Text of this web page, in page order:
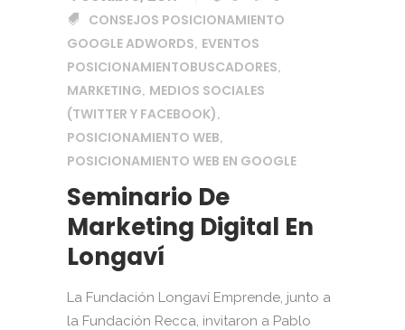
CONSEJOS POSICIONAMIENTO
GOOGLE ADWORDS, EVENTOS
POSICIONAMIENTOBUSCADORES,
MARKETING, MEDIOS SOCIALES
(TWITTER Y FACEBOOK),
POSICIONAMIENTO WEB,
POSICIONAMIENTO WEB EN GOOGLE
Seminario De
Marketing Digital En
Longaví
La Fundación Longaví Emprende, junto a
la Fundación Recca, invitaron a Pablo